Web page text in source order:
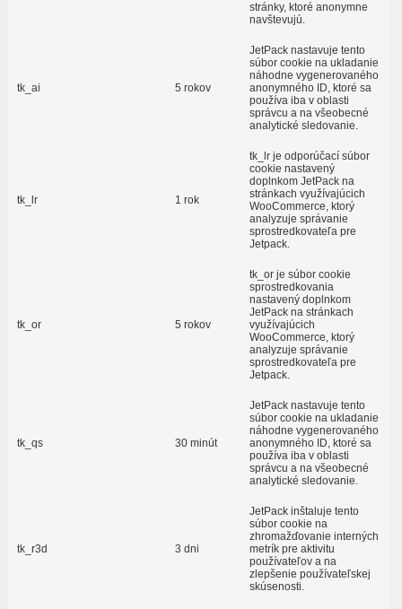
stránky, ktoré anonymne
navštevujú.
tk_ai 5 rokov
JetPack nastavuje tento
súbor cookie na ukladanie
náhodne vygenerovaného
anonymného ID, ktoré sa
používa iba v oblasti
správcu a na všeobecné
analytické sledovanie.
tk_lr 1 rok
tk_lr je odporúčací súbor
cookie nastavený
doplnkom JetPack na
stránkach využívajúcich
WooCommerce, ktorý
analyzuje správanie
sprostredkovateľa pre
Jetpack.
tk_or 5 rokov
tk_or je súbor cookie
sprostredkovania
nastavený doplnkom
JetPack na stránkach
využívajúcich
WooCommerce, ktorý
analyzuje správanie
sprostredkovateľa pre
Jetpack.
tk_qs 30 minút
JetPack nastavuje tento
súbor cookie na ukladanie
náhodne vygenerovaného
anonymného ID, ktoré sa
používa iba v oblasti
správcu a na všeobecné
analytické sledovanie.
tk_r3d 3 dni
JetPack inštaluje tento
súbor cookie na
zhromažďovanie interných
metrík pre aktivitu
používateľov a na
zlepšenie používateľskej
skúsenosti.